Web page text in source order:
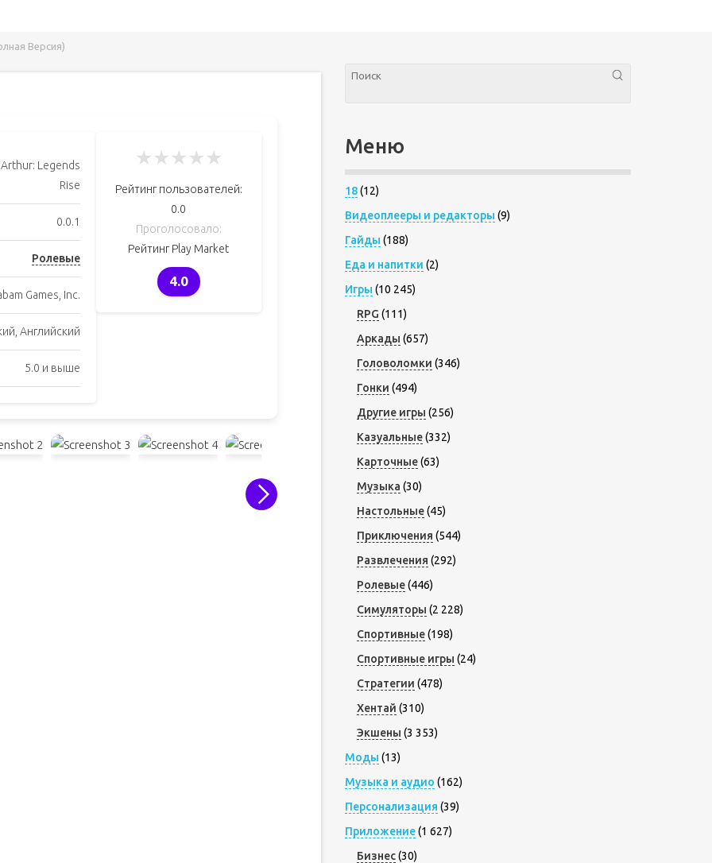
Версия)
Legends
Rise
0.0.1
Ролевые
Games, Inc.
Английский
5.0 и выше
★★★★★
Рейтинг пользователей:
0.0
Проголосовало:
Рейтинг Play Market
4.0
Меню
18(12)
Видеоплееры и редакторы (9)
Гайды (188)
Еда и напитки (2)
Игры (10 245)
RPG (111)
Аркады (657)
Головоломки (346)
Гонки (494)
Другие игры (256)
Казуальные(332)
Карточные(63)
Музыка (30)
Настольные(45)
Приключения (544)
Развлечения (292)
Ролевые(446)
Симуляторы (2 228)
Спортивные(198)
Спортивные игры (24)
Стратегии (478)
Хентай (310)
Экшены (3 353)
Моды (13)
Музыка и аудио (162)
Персонализация (39)
Приложение(1 627)
Бизнес(30)